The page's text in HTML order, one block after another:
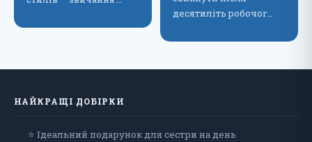
десятиліть робочог…
НАЙКРАЩІ ДОБІРКИ
⭐ Ідеальний подарунок для сестри на день